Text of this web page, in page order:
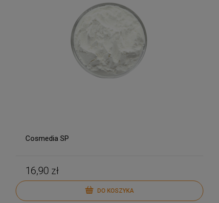
Cosmedia SP
16,90 zł
DO KOSZYKA